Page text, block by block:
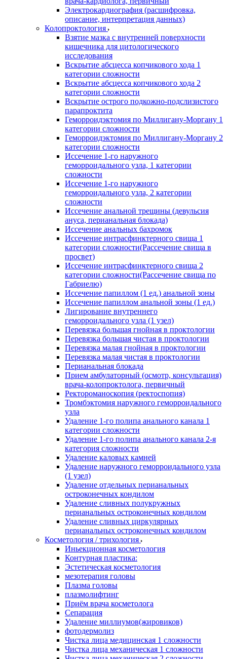
Электрокардиография (расшифровка,
описание, интерпретация данных)
Колопроктология
Взятие мазка с внутренней поверхности
кишечника для цитологического
исследования
Вскрытие абсцесса копчикового хода 1
категории сложности
Вскрытие абсцесса копчикового хода 2
категории сложности
Вскрытие острого подкожно-подслизистого
парапроктита
Геморроидэктомия по Миллигану-Моргану 1
категории сложности
Геморроидэктомия по Миллигану-Моргану 2
категории сложности
Иссечение 1-го наружного
геморроидального узла, 1 категории
сложности
Иссечение 1-го наружного
геморроидального узла, 2 категории
сложности
Иссечение анальной трещины (девульсия
ануса, перианальная блокада)
Иссечение анальных бахромок
Иссечение интрасфинктерного свища 1
категории сложности(Рассечение свища в
просвет)
Иссечение интрасфинктерного свища 2
категории сложности(Рассечение свища по
Габриелю)
Иссечение папиллом (1 ед.) анальной зоны
Иссечение папиллом анальной зоны (1 ед.)
Лигирование внутреннего
геморроидального узла (1 узел)
Перевязка большая гнойная в проктологии
Перевязка большая чистая в проктологии
Перевязка малая гнойная в проктологии
Перевязка малая чистая в проктологии
Перианальная блокада
Прием амбулаторный (осмотр, консультация)
врача-колопроктолога, первичный
Ректороманоскопия (ректоспопия)
Тромбэктомия наружного геморроидального
узла
Удаление 1-го полипа анального канала 1
категории сложности
Удаление 1-го полипа анального канала 2-я
категория сложности
Удаление каловых камней
Удаление наружного геморроидального узла
(1 узел)
Удаление отдельных перианальных
остроконечных кондилом
Удаление сливных полукружных
перианальных остроконечных кондилом
Удаление сливных циркулярных
перианальных остроконечных кондилом
Косметология / трихология
Иньекционная косметология
Контурная пластика:
Эстетическая косметология
мезотерапия головы
Плазма головы
плазмолифтинг
Приём врача косметолога
Сепарация
Удаление миллиумов(жировиков)
фотодермолиз
Чистка лица медицинская 1 сложности
Чистка лица механическая 1 сложности